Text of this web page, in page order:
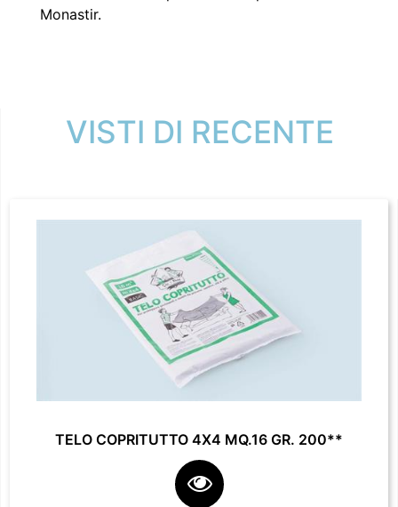
Monastir.
VISTI DI RECENTE
TELO COPRITUTTO 4X4 MQ.16 GR. 200**